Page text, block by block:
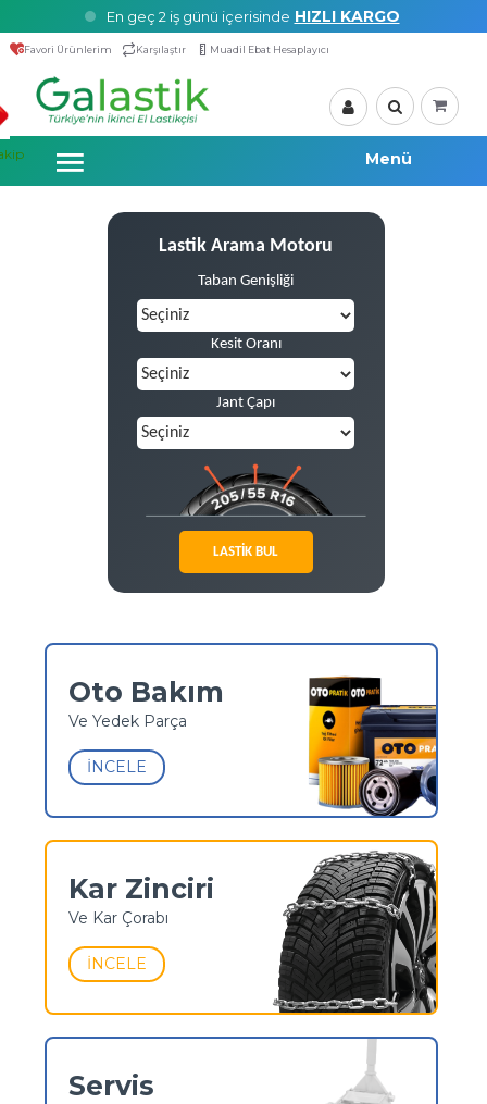
En geç 2 iş günü içerisinde HIZLI KARGO
Favori Ürünlerim Karşılaştır Muadil Ebat Hesaplayıcı
Lastik Arama Motoru
Taban Genişliği
Kesit Oranı
Jant Çapı
LASTİK BUL
Oto Bakım
Ve Yedek Parça
İNCELE
Kar Zinciri
Ve Kar Çorabı
İNCELE
Servis